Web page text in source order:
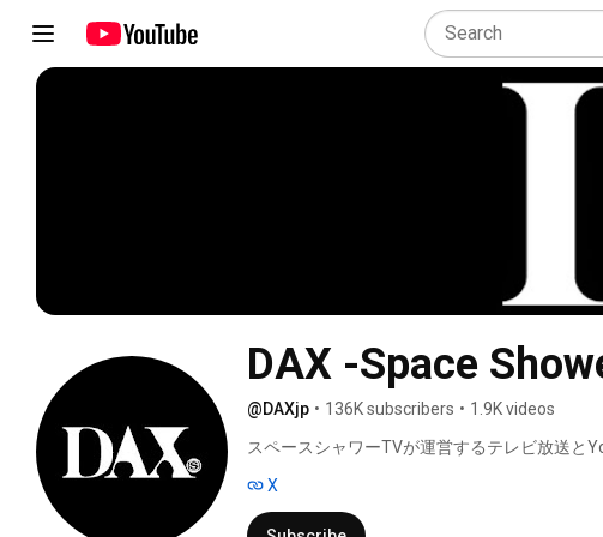
DAX -Space
@DAXjp • 136K subscribers • 1.9K videos
スペースシャワーTVが運営するテレビ放送と
X